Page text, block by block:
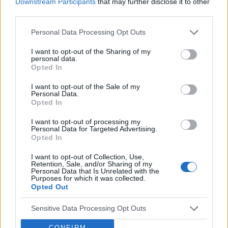
Personal Data Processing Opt Outs
I want to opt-out of the Sharing of my
personal data.
Opted In
I want to opt-out of the Sale of my
Personal Data.
Opted In
I want to opt-out of processing my
Personal Data for Targeted Advertising.
Opted In
I want to opt-out of Collection, Use,
Retention, Sale, and/or Sharing of my
Personal Data that Is Unrelated with the
Purposes for which it was collected.
Opted Out
Sensitive Data Processing Opt Outs
Pieczenie języka: przyczyną może być gorący
Reklama: